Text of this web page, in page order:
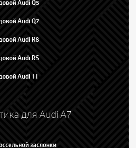
Audi Q5
Audi Q7
Audi R8
Audi RS
Audi TT
для Audi A7
заслонки